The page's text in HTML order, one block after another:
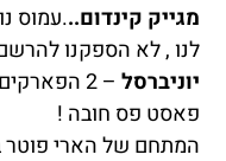
מגייק קינדום...עמוס
לנו , לא הספקנו
יוניברסל
– 2
פאסט פס חובה !